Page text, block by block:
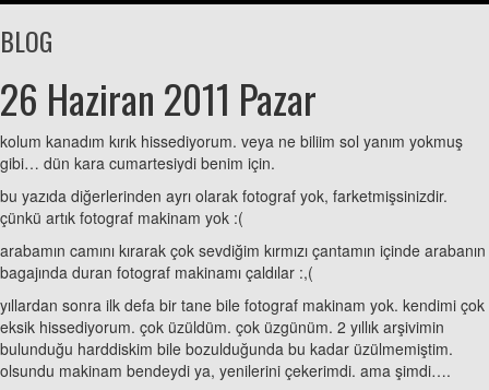
BLOG
26 Haziran 2011 Pazar
kolum kanadım kırık hissediyorum. veya ne biliim sol yanım yokmuş
gibi… dün kara cumartesiydi benim için.
bu yazıda diğerlerinden ayrı olarak fotograf yok, farketmişsinizdir.
çünkü artık fotograf makinam yok :(
arabamın camını kırarak çok sevdiğim kırmızı çantamın içinde arabanın
bagajında duran fotograf makinamı çaldılar :,(
yıllardan sonra ilk defa bir tane bile fotograf makinam yok. kendimi çok
eksik hissediyorum. çok üzüldüm. çok üzgünüm. 2 yıllık arşivimin
bulunduğu harddiskim bile bozulduğunda bu kadar üzülmemiştim.
olsundu makinam bendeydi ya, yenilerini çekerimdi. ama şimdi….